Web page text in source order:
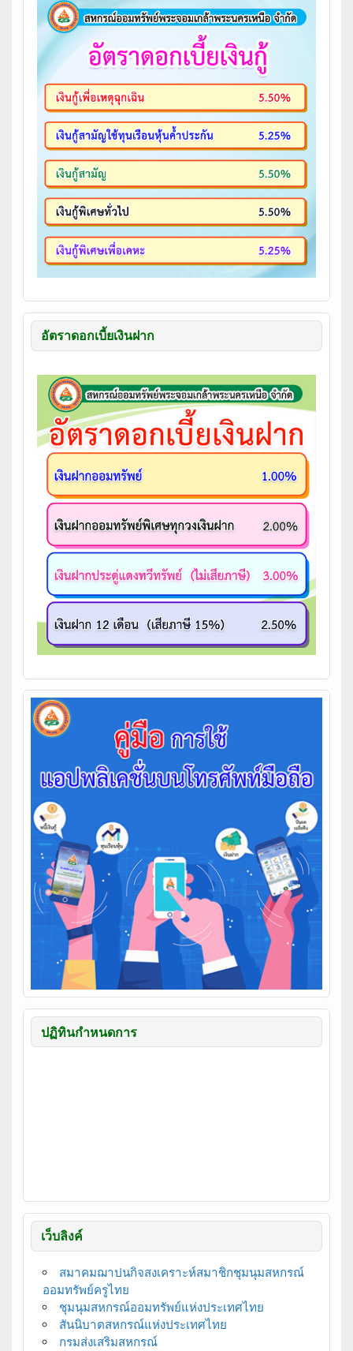
อัตราดอกเบี้ยเงินฝาก
ปฏิทินกำหนดการ
เว็บลิงค์
สมาคมฌาปนกิจสงเคราะห์สมาชิกชุมนุมสหกรณ์
ออมทรัพย์ครูไทย
ชุมนุมสหกรณ์ออมทรัพย์แห่งประเทศไทย
สันนิบาตสหกรณ์แห่งประเทศไทย
กรมส่งเสริมสหกรณ์